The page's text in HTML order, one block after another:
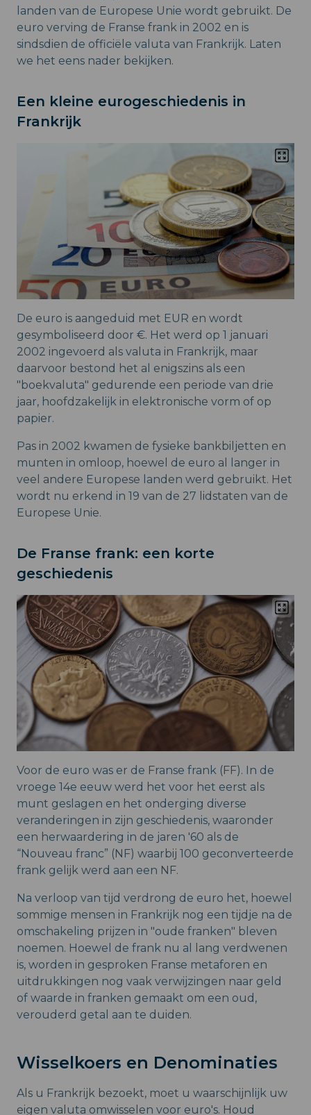
landen van de Europese Unie wordt gebruikt. De
euro verving de Franse frank in 2002 en is
sindsdien de officiële valuta van Frankrijk. Laten
we het eens nader bekijken.
Een kleine eurogeschiedenis in
Frankrijk
De euro is aangeduid met EUR en wordt
gesymboliseerd door €. Het werd op 1 januari
2002 ingevoerd als valuta in Frankrijk, maar
daarvoor bestond het al enigszins als een
"boekvaluta" gedurende een periode van drie
jaar, hoofdzakelijk in elektronische vorm of op
papier.
Pas in 2002 kwamen de fysieke bankbiljetten en
munten in omloop, hoewel de euro al langer in
veel andere Europese landen werd gebruikt. Het
wordt nu erkend in 19 van de 27 lidstaten van de
Europese Unie.
De Franse frank: een korte
geschiedenis
Voor de euro was er de Franse frank (FF). In de
vroege 14e eeuw werd het voor het eerst als
munt geslagen en het onderging diverse
veranderingen in zijn geschiedenis, waaronder
een herwaardering in de jaren '60 als de
“Nouveau franc” (NF) waarbij 100 geconverteerde
frank gelijk werd aan een NF.
Na verloop van tijd verdrong de euro het, hoewel
sommige mensen in Frankrijk nog een tijdje na de
omschakeling prijzen in "oude franken" bleven
noemen. Hoewel de frank nu al lang verdwenen
is, worden in gesproken Franse metaforen en
uitdrukkingen nog vaak verwijzingen naar geld
of waarde in franken gemaakt om een oud,
verouderd getal aan te duiden.
Wisselkoers en Denominaties
Als u Frankrijk bezoekt, moet u waarschijnlijk uw
eigen valuta omwisselen voor euro's. Houd